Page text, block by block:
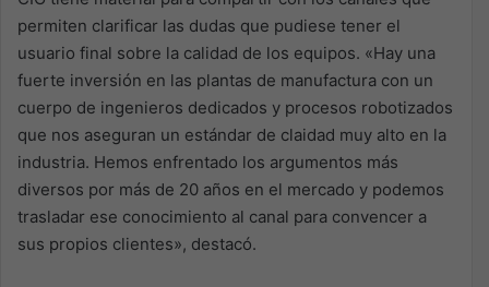
permiten clarificar las dudas que pudiese tener el
usuario final sobre la calidad de los equipos. «Hay una
fuerte inversión en las plantas de manufactura con un
cuerpo de ingenieros dedicados y procesos robotizados
que nos aseguran un estándar de claidad muy alto en la
industria. Hemos enfrentado los argumentos más
diversos por más de 20 años en el mercado y podemos
trasladar ese conocimiento al canal para convencer a
sus propios clientes», destacó.